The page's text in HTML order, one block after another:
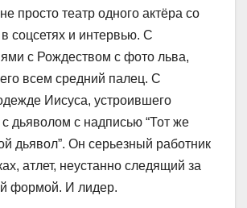
просто театр одного актёра со
соцсетях и интервью. С
с Рождеством с фото льва,
всем средний палец. С
Иисуса, устроившего
дьяволом с надписью “Тот же
дьявол”. Он серьезный работник
атлет, неустанно следящий за
формой. И лидер.